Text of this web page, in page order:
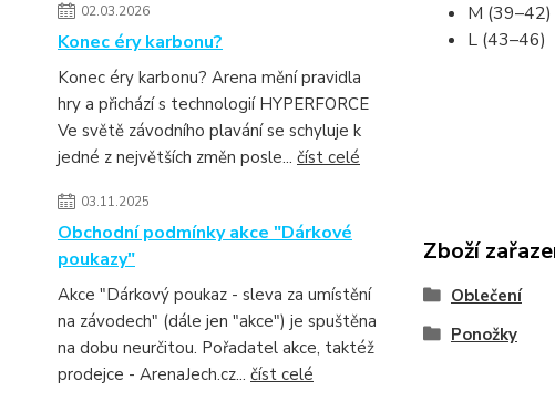
02.03.2026
Konec éry karbonu?
Konec éry karbonu? Arena mění pravidla
hry a přichází s technologií HYPERFORCE
Ve světě závodního plavání se schyluje k
jedné z největších změn posle... číst celé
03.11.2025
Obchodní podmínky akce "Dárkové
poukazy"
Akce "Dárkový poukaz - sleva za umístění
na závodech" (dále jen "akce") je spuštěna
na dobu neurčitou. Pořadatel akce, taktéž
prodejce - ArenaJech.cz... číst celé
M (39–42)
L (43–46)
Zboží
Oblečení
Ponožky